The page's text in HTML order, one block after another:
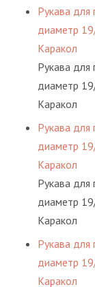
Рукава для
диаметр
Каракол
Рукава для
диаметр
Каракол
Рукава для
диаметр
Каракол
Рукава для
диаметр
Каракол
Рукава для
диаметр
Каракол